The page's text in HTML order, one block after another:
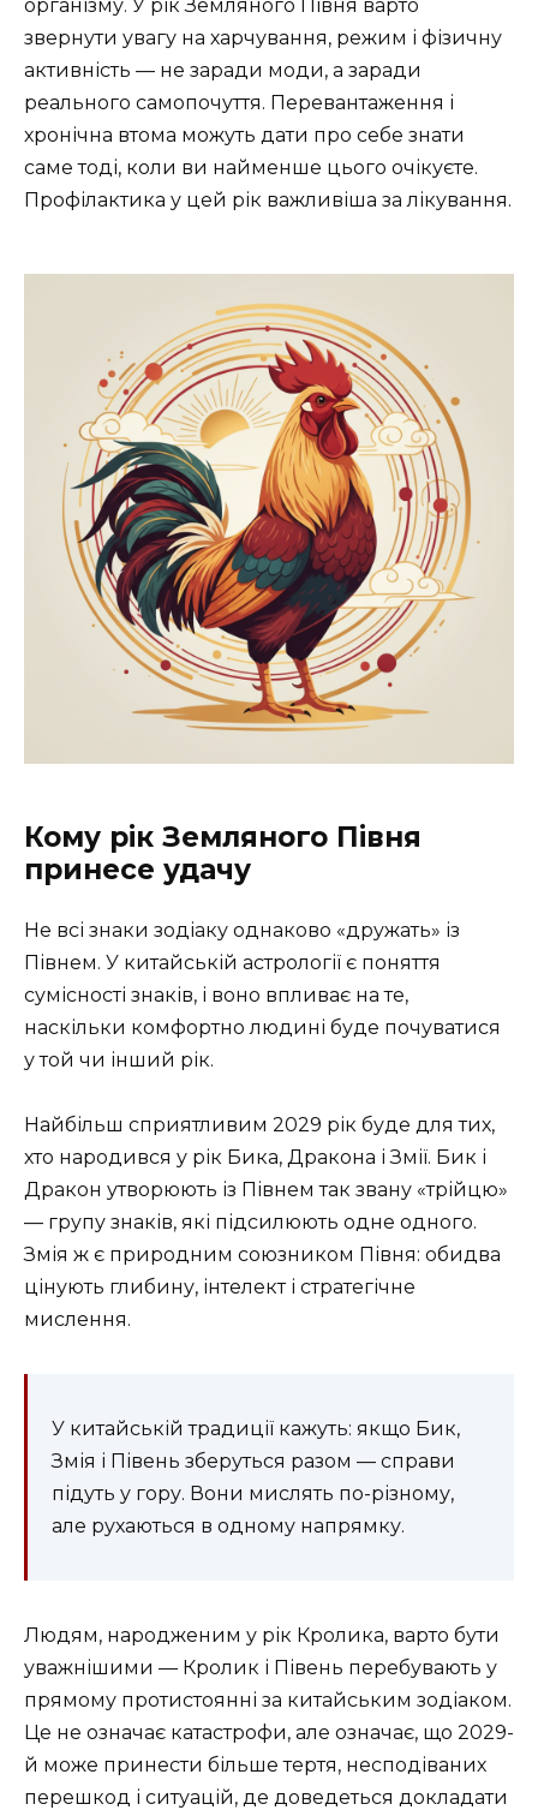
організму. У рік Земляного Півня варто
звернути увагу на харчування, режим і фізичну
активність — не заради моди, а заради
реального самопочуття. Перевантаження і
хронічна втома можуть дати про себе знати
саме тоді, коли ви найменше цього очікуєте.
Профілактика у цей рік важливіша за лікування.
Кому рік Земляного Півня
принесе удачу
Не всі знаки зодіаку однаково «дружать» із
Півнем. У китайській астрології є поняття
сумісності знаків, і воно впливає на те,
наскільки комфортно людині буде почуватися
у той чи інший рік.
Найбільш сприятливим 2029 рік буде для тих,
хто народився у рік Бика, Дракона і Змії. Бик і
Дракон утворюють із Півнем так звану «трійцю»
— групу знаків, які підсилюють одне одного.
Змія ж є природним союзником Півня: обидва
цінують глибину, інтелект і стратегічне
мислення.
У китайській традиції кажуть: якщо Бик,
Змія і Півень зберуться разом — справи
підуть у гору. Вони мислять по-різному,
але рухаються в одному напрямку.
Людям, народженим у рік Кролика, варто бути
уважнішими — Кролик і Півень перебувають у
прямому протистоянні за китайським зодіаком.
Це не означає катастрофи, але означає, що 2029-
й може принести більше тертя, несподіваних
перешкод і ситуацій, де доведеться докладати